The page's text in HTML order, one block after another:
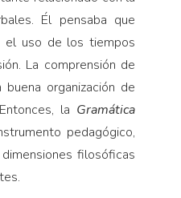
Él pensaba que
el uso de los tiempos
La comprensión de
organización de
la Gramática
pedagógico,
filosóficas